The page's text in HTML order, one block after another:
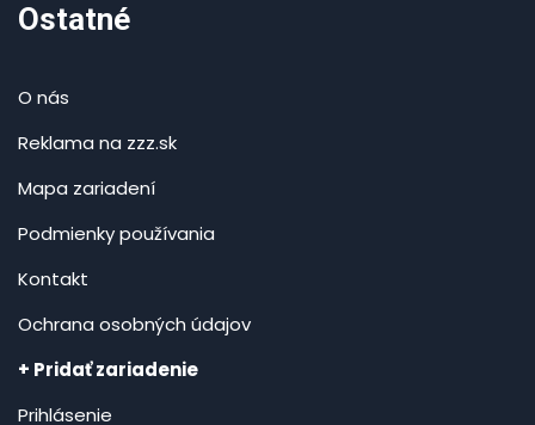
Ostatné
O nás
Reklama na zzz.sk
Mapa zariadení
Podmienky používania
Kontakt
Ochrana osobných údajov
+ Pridať zariadenie
Prihlásenie